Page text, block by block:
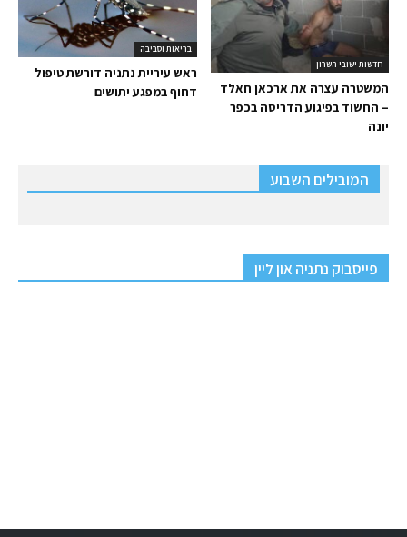
בריאות וסביבה
ראש עיריית נתניה דורשת טיפול
דחוף במפגע יתושים
חדשות ישובי השרון
המשטרה עצרה את ארכאן חאלד
– החשוד בפיגוע הדריסה בכפר
יונה
המובילים השבוע
פייסבוק נתניה און ליין